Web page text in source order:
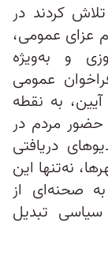
کردند در
عزای عمومی،
و به‌ویژه
عمومی
به نقطه
مردم در
دریافتی
نه‌تنها این
به صحنه‌ای از
تبدیل